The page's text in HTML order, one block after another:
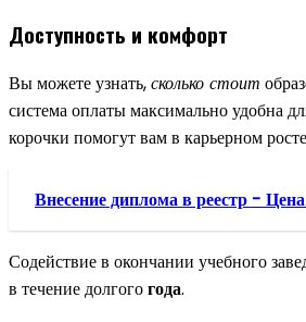
Доступность и комфорт
Вы можете узнать,сколько стоит
система оплаты максимально удобна
корочки помогут вам в карьерном
Внесение диплома в реестр -
Содействие в окончании учебного
в течение долгогогода.